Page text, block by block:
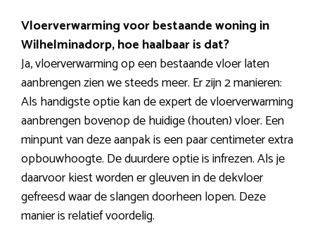
Vloerverwarming voor bestaande woning in
Wilhelminadorp, hoe haalbaar is dat?
Ja, vloerverwarming op een bestaande vloer laten
aanbrengen zien we steeds meer. Er zijn 2 manieren:
Als handigste optie kan de expert de vloerverwarming
aanbrengen bovenop de huidige (houten) vloer. Een
minpunt van deze aanpak is een paar centimeter extra
opbouwhoogte. De duurdere optie is infrezen. Als je
daarvoor kiest worden er gleuven in de dekvloer
gefreesd waar de slangen doorheen lopen. Deze
manier is relatief voordelig.